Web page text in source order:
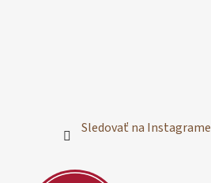
Sledovať na Instagrame